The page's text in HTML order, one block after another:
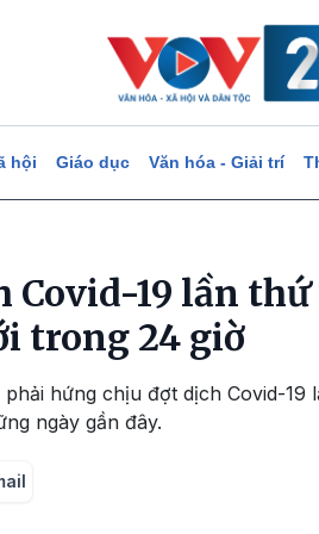
hội Giáo dục Văn hóa - Giải trí
Covid-19 lần
trong 24 giờ
hứng chịu đợt dịch Covid-
ngày gần đây.